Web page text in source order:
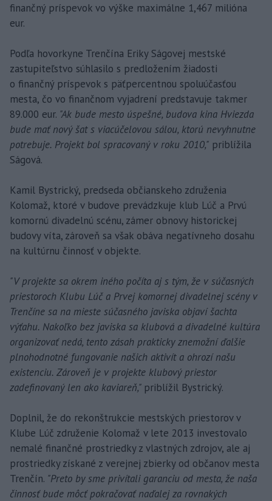
finančný príspevok vo výške maximálne 1,467 milióna
eur.
Podľa hovorkyne Trenčína Eriky Ságovej mestské
zastupiteľstvo súhlasilo s predložením žiadosti
o finančný príspevok s päťpercentnou spoluúčasťou
mesta, čo vo finančnom vyjadrení predstavuje takmer
89.000 eur. "Ak bude mesto úspešné, budova kina Hviezda
bude mať nový šat s viacúčelovou sálou, ktorú nevyhnutne
potrebuje. Projekt bol spracovaný v roku 2010," priblížila
Ságová.
Kamil Bystrický, predseda občianskeho združenia
Kolomaž, ktoré v budove prevádzkuje klub Lúč a Prvú
komornú divadelnú scénu, zámer obnovy historickej
budovy víta, zároveň sa však obáva negatívneho dosahu
na kultúrnu činnosť v objekte.
"V projekte sa okrem iného počíta aj s tým, že v súčasných
priestoroch Klubu Lúč a Prvej komornej divadelnej scény v
Trenčíne sa na mieste súčasného javiska objaví šachta
výťahu. Nakoľko bez javiska sa klubová a divadelné kultúra
organizovať nedá, tento zásah prakticky znemožní ďalšie
plnohodnotné fungovanie našich aktivít a ohrozí našu
existenciu. Zároveň je v projekte klubový priestor
zadefinovaný len ako kaviareň," priblížil Bystrický.
Doplnil, že do rekonštrukcie mestských priestorov v
Klube Lúč združenie Kolomaž v lete 2013 investovalo
nemalé finančné prostriedky z vlastných zdrojov, ale aj
prostriedky získané z verejnej zbierky od občanov mesta
Trenčín. "Preto by sme privítali garanciu od mesta, že naša
činnosť bude môcť pokračovať naďalej za rovnakých